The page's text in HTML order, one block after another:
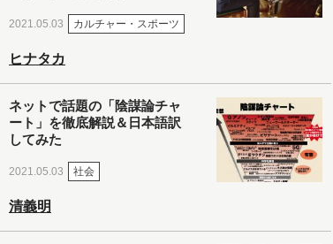
2021.05.03 カルチャー・スポーツ
ヒナタカ
ネットで話題の「陰謀論チャ
ート」を徹底解説＆日本語訳
してみた
2021.05.03 社会
清義明